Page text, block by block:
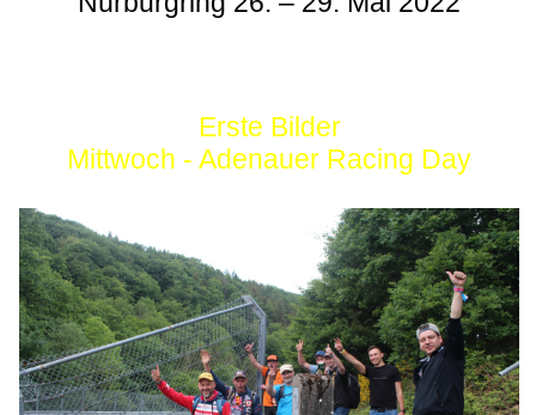
Erste Bilder
Mittwoch - Adenauer Racing Day